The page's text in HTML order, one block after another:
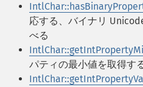
応する、バイナリ
べる
パティの最小値を取得す